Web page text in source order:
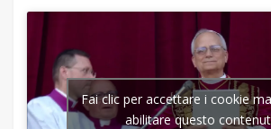
Fai clic per accettare i cookie
abilitare questo